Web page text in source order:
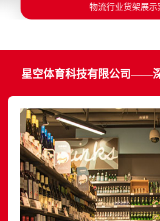
物流行业货架展示
星空体育科技有限公司——